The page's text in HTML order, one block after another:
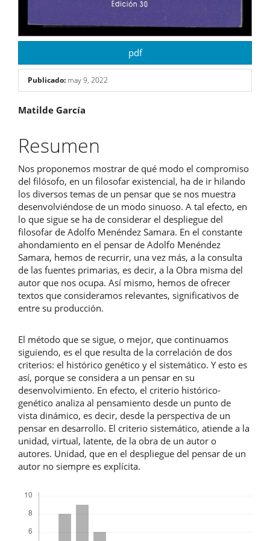
pdf
Publicado: may 9, 2022
Contenido
principal
del
artículo
Matilde García
Resumen
Nos proponemos mostrar de qué modo el compromiso
del filósofo, en un filosofar existencial, ha de ir hilando
los diversos temas de un pensar que se nos muestra
desenvolviéndose de un modo sinuoso. A tal efecto, en
lo que sigue se ha de considerar el despliegue del
filosofar de Adolfo Menéndez Samara. En el constante
ahondamiento en el pensar de Adolfo Menéndez
Samara, hemos de recurrir, una vez más, a la consulta
de las fuentes primarias, es decir, a la Obra misma del
autor que nos ocupa. Así mismo, hemos de ofrecer
textos que consideramos relevantes, significativos de
entre su producción.
El método que se sigue, o mejor, que continuamos
siguiendo, es el que resulta de la correlación de dos
criterios: el histórico genético y el sistemático. Y esto es
así, porque se considera a un pensar en su
desenvolvimiento. En efecto, el criterio histórico-
genético analiza al pensamiento desde un punto de
vista dinámico, es decir, desde la perspectiva de un
pensar en desarrollo. El criterio sistemático, atiende a la
unidad, virtual, latente, de la obra de un autor o
autores. Unidad, que en el despliegue del pensar de un
autor no siempre es explícita.